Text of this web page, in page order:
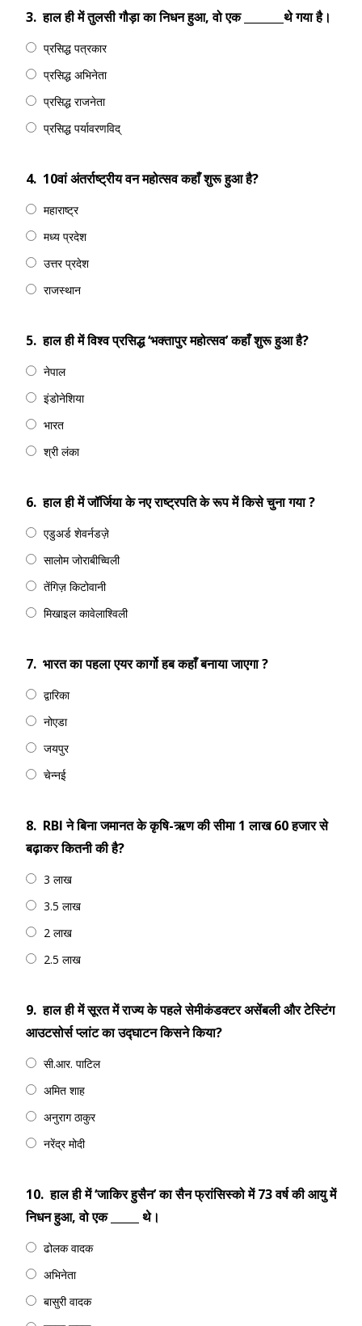
3. हाल ही में तुलसी गौड़ा का निधन हुआ, वो एक _______थे गया है।
प्रसिद्ध पत्रकार
प्रसिद्ध अभिनेता
प्रसिद्ध राजनेता
प्रसिद्ध पर्यावरणविद्
4. 10वां अंतर्राष्ट्रीय वन महोत्‍सव कहाँ शुरू हुआ है?
महाराष्ट्र
मध्य प्रदेश
उत्तर प्रदेश
राजस्थान
5. हाल ही में विश्व प्रसिद्ध ‘भक्तापुर महोत्सव’ कहाँ शुरू हुआ है?
नेपाल
इंडोनेशिया
भारत
श्री लंका
6. हाल ही में जॉर्जिया के नए राष्‍ट्रपति के रूप में किसे चुना गया ?
एडुअर्ड शेवर्नडज़े
सालोम जोराबीच्विली
तेंगिज़ किटोवानी
मिखाइल कावेलाश्‍विली
7. भारत का पहला एयर कार्गो हब कहाँ बनाया जाएगा ?
द्वारिका
नोएडा
जयपुर
चेन्नई
8. RBI ने बिना जमानत के कृषि-ऋण की सीमा 1 लाख 60 हजार से
बढ़ाकर कितनी की है?
3 लाख
3.5 लाख
2 लाख
2.5 लाख
9. हाल ही में सूरत में राज्य के पहले सेमीकंडक्टर असेंबली और टेस्टिंग
आउटसोर्स प्लांट का उद्घाटन किसने किया?
सी.आर. पाटिल
अमित शाह
अनुराग ठाकुर
नरेंद्र मोदी
10. हाल ही में ‘जाकिर हुसैन’ का सैन फ्रांसिस्को में 73 वर्ष की आयु में
निधन हुआ, वो एक _____ थे।
ढोलक वादक
अभिनेता
बासुरी वादक